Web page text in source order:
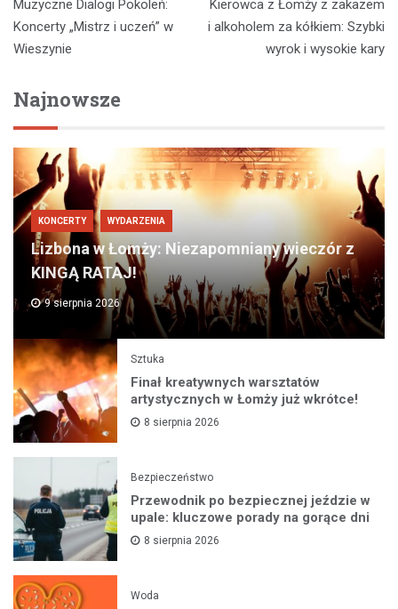
wpisu
Muzyczne Dialogi Pokoleń:
Koncerty „Mistrz i uczeń” w
Wieszynie
Kierowca z Łomży z zakazem
i alkoholem za kółkiem: Szybki
wyrok i wysokie kary
Najnowsze
KONCERTY WYDARZENIA
Lizbona w Łomży: Niezapomniany wieczór z
KINGĄ RATAJ!
9 sierpnia 2026
Sztuka
Finał kreatywnych warsztatów
artystycznych w Łomży już wkrótce!
8 sierpnia 2026
Bezpieczeństwo
Przewodnik po bezpiecznej jeździe w
upale: kluczowe porady na gorące dni
8 sierpnia 2026
Woda